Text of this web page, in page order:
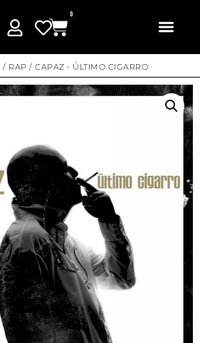
0
/ RAP / CAPAZ ‎- ÚLTIMO CIGARRO